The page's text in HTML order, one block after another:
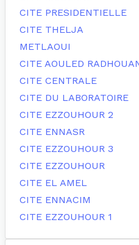
CITE PRESIDENTIELLE
CITE THELJA
METLAOUI
CITE AOULED
CITE CENTRALE
CITE DU LABORATOIRE
CITE EZZOUHOUR 2
CITE ENNASR
CITE EZZOUHOUR 3
CITE EZZOUHOUR
CITE EL AMEL
CITE ENNACIM
CITE EZZOUHOUR 1